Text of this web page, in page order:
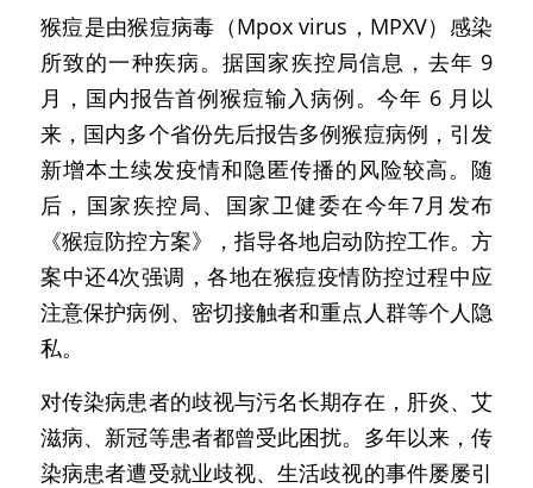
猴痘是由猴痘病毒（Mpox virus，MPXV）感染
所致的一种疾病。据国家疾控局信息，去年 9
月，国内报告首例猴痘输入病例。今年 6 月以
来，国内多个省份先后报告多例猴痘病例，引发
新增本土续发疫情和隐匿传播的风险较高。随
后，国家疾控局、国家卫健委在今年7月发布
《猴痘防控方案》，指导各地启动防控工作。方
案中还4次强调，各地在猴痘疫情防控过程中应
注意保护病例、密切接触者和重点人群等个人隐
私。
对传染病患者的歧视与污名长期存在，肝炎、艾
滋病、新冠等患者都曾受此困扰。多年以来，传
染病患者遭受就业歧视、生活歧视的事件屡屡引